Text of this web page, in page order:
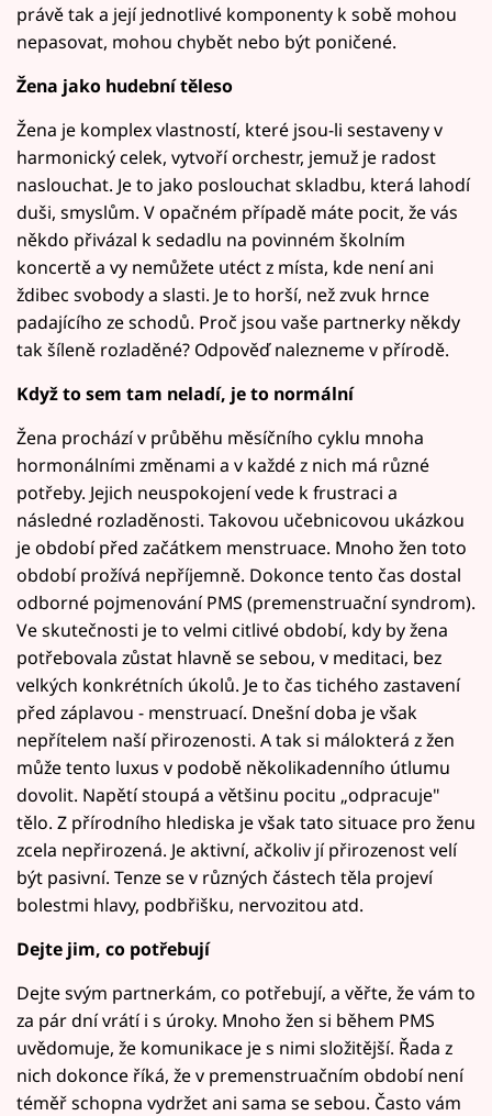
právě tak a její jednotlivé komponenty k sobě mohou
nepasovat, mohou chybět nebo být poničené.
Žena jako hudební těleso
Žena je komplex vlastností, které jsou-li sestaveny v
harmonický celek, vytvoří orchestr, jemuž je radost
naslouchat. Je to jako poslouchat skladbu, která lahodí
duši, smyslům. V opačném případě máte pocit, že vás
někdo přivázal k sedadlu na povinném školním
koncertě a vy nemůžete utéct z místa, kde není ani
ždibec svobody a slasti. Je to horší, než zvuk hrnce
padajícího ze schodů. Proč jsou vaše partnerky někdy
tak šíleně rozladěné? Odpověď nalezneme v přírodě.
Když to sem tam neladí, je to normální
Žena prochází v průběhu měsíčního cyklu mnoha
hormonálními změnami a v každé z nich má různé
potřeby. Jejich neuspokojení vede k frustraci a
následné rozladěnosti. Takovou učebnicovou ukázkou
je období před začátkem menstruace. Mnoho žen toto
období prožívá nepříjemně. Dokonce tento čas dostal
odborné pojmenování PMS (premenstruační syndrom).
Ve skutečnosti je to velmi citlivé období, kdy by žena
potřebovala zůstat hlavně se sebou, v meditaci, bez
velkých konkrétních úkolů. Je to čas tichého zastavení
před záplavou - menstruací. Dnešní doba je však
nepřítelem naší přirozenosti. A tak si málokterá z žen
může tento luxus v podobě několikadenního útlumu
dovolit. Napětí stoupá a většinu pocitu „odpracuje"
tělo. Z přírodního hlediska je však tato situace pro ženu
zcela nepřirozená. Je aktivní, ačkoliv jí přirozenost velí
být pasivní. Tenze se v různých částech těla projeví
bolestmi hlavy, podbřišku, nervozitou atd.
Dejte jim, co potřebují
Dejte svým partnerkám, co potřebují, a věřte, že vám to
za pár dní vrátí i s úroky. Mnoho žen si během PMS
uvědomuje, že komunikace je s nimi složitější. Řada z
nich dokonce říká, že v premenstruačním období není
téměř schopna vydržet ani sama se sebou. Často vám